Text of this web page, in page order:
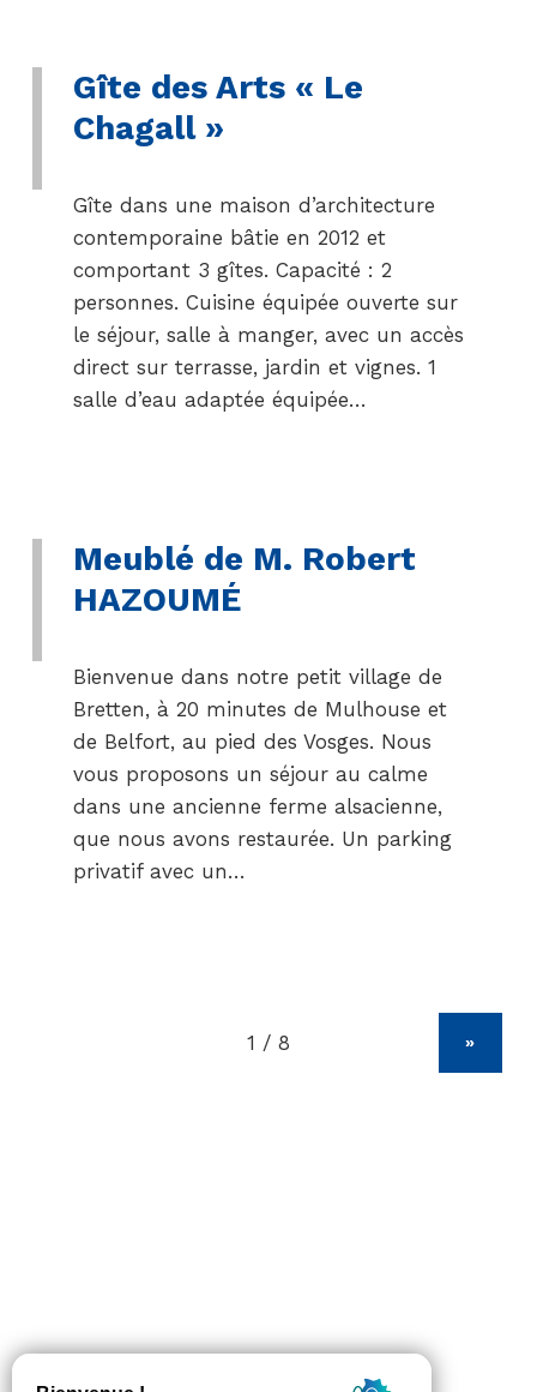
Gîte des Arts « Le
Chagall »
Gîte dans une maison d’architecture
contemporaine bâtie en 2012 et
comportant 3 gîtes. Capacité : 2
personnes. Cuisine équipée ouverte sur
le séjour, salle à manger, avec un accès
direct sur terrasse, jardin et vignes. 1
salle d’eau adaptée équipée…
Meublé de M. Robert
HAZOUMÉ
Bienvenue dans notre petit village de
Bretten, à 20 minutes de Mulhouse et
de Belfort, au pied des Vosges. Nous
vous proposons un séjour au calme
dans une ancienne ferme alsacienne,
que nous avons restaurée. Un parking
privatif avec un…
»